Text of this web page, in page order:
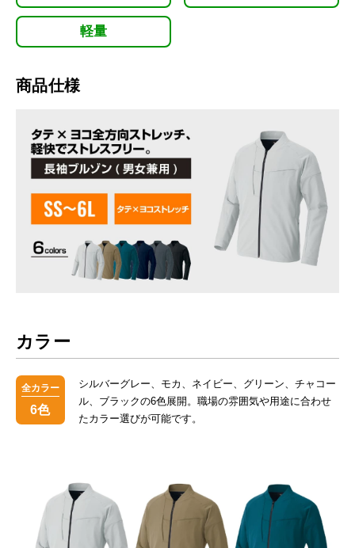
軽量
商品仕様
カラー
全カラー
6色
シルバーグレー、モカ、ネイビー、グリーン、チャコー
ル、ブラックの6色展開。職場の雰囲気や用途に合わせ
たカラー選びが可能です。